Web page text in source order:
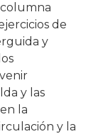
de
y
y las
la
y la